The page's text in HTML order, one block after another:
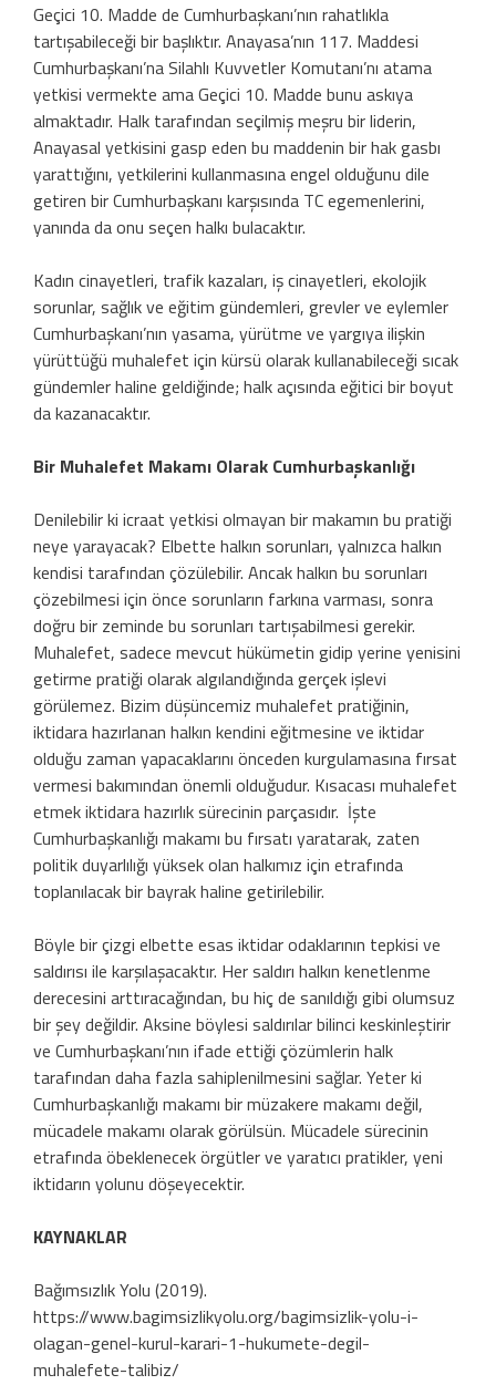
Geçici 10. Madde de Cumhurbaşkanı’nın rahatlıkla
tartışabileceği bir başlıktır. Anayasa’nın 117. Maddesi
Cumhurbaşkanı’na Silahlı Kuvvetler Komutanı’nı atama
yetkisi vermekte ama Geçici 10. Madde bunu askıya
almaktadır. Halk tarafından seçilmiş meşru bir liderin,
Anayasal yetkisini gasp eden bu maddenin bir hak gasbı
yarattığını, yetkilerini kullanmasına engel olduğunu dile
getiren bir Cumhurbaşkanı karşısında TC egemenlerini,
yanında da onu seçen halkı bulacaktır.
Kadın cinayetleri, trafik kazaları, iş cinayetleri, ekolojik
sorunlar, sağlık ve eğitim gündemleri, grevler ve eylemler
Cumhurbaşkanı’nın yasama, yürütme ve yargıya ilişkin
yürüttüğü muhalefet için kürsü olarak kullanabileceği sıcak
gündemler haline geldiğinde; halk açısında eğitici bir boyut
da kazanacaktır.
Bir Muhalefet Makamı Olarak Cumhurbaşkanlığı
Denilebilir ki icraat yetkisi olmayan bir makamın bu pratiği
neye yarayacak? Elbette halkın sorunları, yalnızca halkın
kendisi tarafından çözülebilir. Ancak halkın bu sorunları
çözebilmesi için önce sorunların farkına varması, sonra
doğru bir zeminde bu sorunları tartışabilmesi gerekir.
Muhalefet, sadece mevcut hükümetin gidip yerine yenisini
getirme pratiği olarak algılandığında gerçek işlevi
görülemez. Bizim düşüncemiz muhalefet pratiğinin,
iktidara hazırlanan halkın kendini eğitmesine ve iktidar
olduğu zaman yapacaklarını önceden kurgulamasına fırsat
vermesi bakımından önemli olduğudur. Kısacası muhalefet
etmek iktidara hazırlık sürecinin parçasıdır. İşte
Cumhurbaşkanlığı makamı bu fırsatı yaratarak, zaten
politik duyarlılığı yüksek olan halkımız için etrafında
toplanılacak bir bayrak haline getirilebilir.
Böyle bir çizgi elbette esas iktidar odaklarının tepkisi ve
saldırısı ile karşılaşacaktır. Her saldırı halkın kenetlenme
derecesini arttıracağından, bu hiç de sanıldığı gibi olumsuz
bir şey değildir. Aksine böylesi saldırılar bilinci keskinleştirir
ve Cumhurbaşkanı’nın ifade ettiği çözümlerin halk
tarafından daha fazla sahiplenilmesini sağlar. Yeter ki
Cumhurbaşkanlığı makamı bir müzakere makamı değil,
mücadele makamı olarak görülsün. Mücadele sürecinin
etrafında öbeklenecek örgütler ve yaratıcı pratikler, yeni
iktidarın yolunu döşeyecektir.
KAYNAKLAR
Bağımsızlık Yolu (2019).
https://www.bagimsizlikyolu.org/bagimsizlik-yolu-i-
olagan-genel-kurul-karari-1-hukumete-degil-
muhalefete-talibiz/